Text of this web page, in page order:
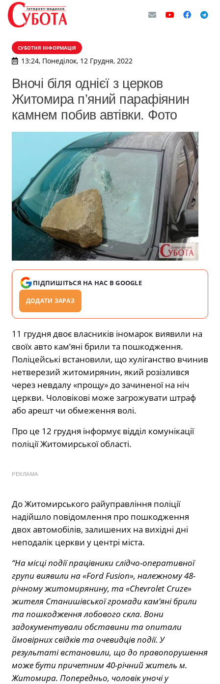
СУБОТНЯ ІНФОРМАЦІЯ
13:24, Понеділок, 12 Грудня, 2022
Вночі біля однієї з церков
Житомира п’яний парафіянин
камнем побив автівки. Фото
ПІДПИШІТЬСЯ НА НАС В GOOGLE
ДОДАТИ ЗАРАЗ
11 грудня двоє власників іномарок виявили на
своїх авто кам’яні брили та пошкодження.
Поліцейські встановили, що хуліганство вчинив
нетверезий житомирянин, який розізлився
через невдалу «прощу» до зачиненої на ніч
церкви. Чоловікові може загрожувати штраф
або арешт чи обмеження волі.
Про це 12 грудня інформує відділ комунікації
поліції Житомирської області.
РЕКЛАМА
До Житомирського райуправління поліції
надійшло повідомлення про пошкодження
двох автомобілів, залишених на вихідні дні
неподалік церкви у центрі міста.
“На місці події працівники слідчо-оперативної
групи виявили на «Ford Fusion», належному 48-
річному житомирянину, та «Chevrolet Cruze»
жителя Станишівської громади кам’яні брили
та пошкодження лобового скла. Вони
задокументували обставини та опитали
ймовірних свідків та очевидців події. У
результаті встановили, що до правопорушення
може бути причетним 40-річний житель м.
Житомира. Попередньо, чоловік уночі у